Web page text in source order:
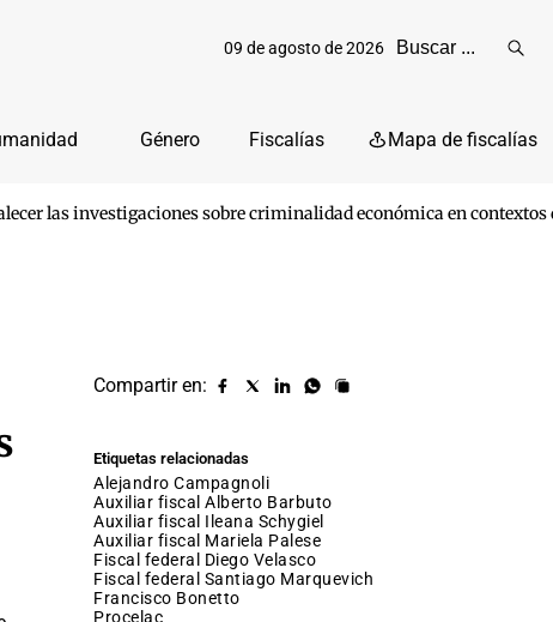
09 de agosto de 2026
Género Fiscalías Mapa de fiscalías
las investigaciones sobre criminalidad económica en contextos
Compartir en:
Compartir
Compartir
Compartir
Compartir
Copiar
Etiquetas relacionadas
Alejandro Campagnoli
auxiliar fiscal Alberto Barbuto
auxiliar fiscal Ileana Schygiel
auxiliar fiscal Mariela Palese
fiscal federal Diego Velasco
fiscal federal Santiago Marquevich
Francisco Bonetto
procelac